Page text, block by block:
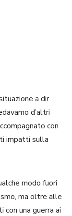
a dir
d’altri
con
impatti sulla
modo fuori
ma oltre alle
una guerra ai